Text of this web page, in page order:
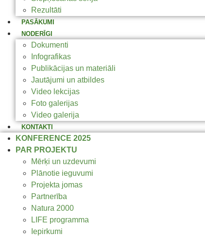
Rezultāti
PASĀKUMI
NODERĪGI
Dokumenti
Infografikas
Publikācijas un materiāli
Jautājumi un atbildes
Video lekcijas
Foto galerijas
Video galerija
KONTAKTI
KONFERENCE 2025
PAR PROJEKTU
Mērķi un uzdevumi
Plānotie ieguvumi
Projekta jomas
Partnerība
Natura 2000
LIFE programma
Iepirkumi